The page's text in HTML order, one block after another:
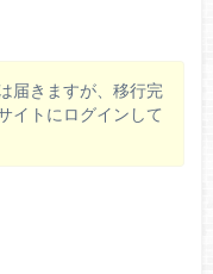
届きますが、移行完
イトにログインして